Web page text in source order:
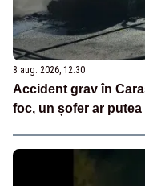
8 aug. 2026, 12:30
Accident grav în
foc, un șofer ar putea